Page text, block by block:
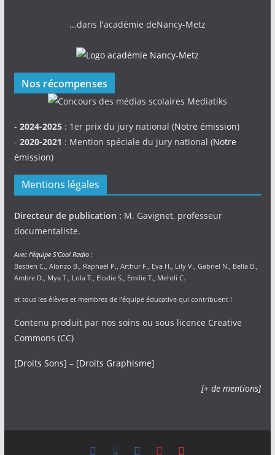
...dans l'académie deNancy-Metz
Nos récompenses
- 2024-2025: 1er prix du jury national (Notre émission)
- 2020-2021 : Mention spéciale du jury national (Notre
émission)
Mentions légales
Directeur de publication : M. Gavignet, professeur
documentaliste.
Avec l’équipe S’Cool Radio:
Bastien C., Alonzo B., Raphaël P., Arthur F., Eva H., Lily V., Gabriel N., Bella B.,
Ambre D., Mya T., Lola T., Elodie S., Emilie T., Mehdi C.
et tous les élèves et membres de l’équipe éducative qui contribuent !
Contenu produit par nos soins ou sous licence Creative
Commons (CC)
[Droits Sons] – [Droits Graphisme]
[+ de mentions]